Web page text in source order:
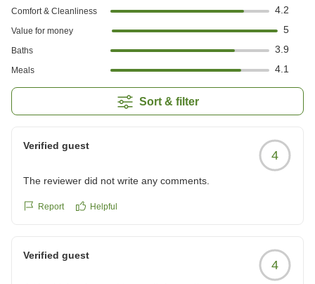
Comfort & Cleanliness 4.2
Value for money 5
Baths 3.9
Meals 4.1
Sort & filter
Verified guest
4
The reviewer did not write any comments.
Report Helpful
Verified guest
4